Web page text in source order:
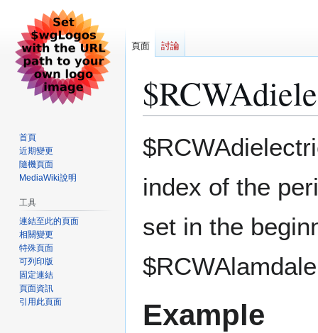
跳
至
覽
跳
至
尋
index of the
set in the
Example
頁面 討論
首頁
近期變更
隨機頁面
MediaWiki說明
工具
連結至此的頁面
相關變更
特殊頁面
可列印版
固定連結
頁面資訊
引用此頁面